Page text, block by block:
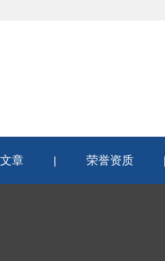
章 | 荣誉资质